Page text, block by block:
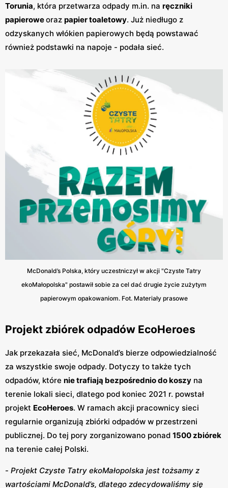
Torunia, która przetwarza odpady m.in. na ręczniki
papieroweoraz papier toaletowy. Już niedługo z
odzyskanych włókien papierowych będą powstawać
również podstawki na napoje - podała sieć.
McDonald’s Polska, który uczestniczył w akcji "Czyste Tatry
ekoMałopolska" postawił sobie za cel dać drugie życie zużytym
papierowym opakowaniom. Fot. Materiały prasowe
Projekt zbiórek odpadów EcoHeroes
Jak przekazała sieć, McDonald’s bierze odpowiedzialność
za wszystkie swoje odpady. Dotyczy to także tych
odpadów, które nie trafiają bezpośrednio do koszy na
terenie lokali sieci, dlatego pod koniec 2021 r. powstał
projekt EcoHeroes. W ramach akcji pracownicy sieci
regularnie organizują zbiórki odpadów w przestrzeni
publicznej. Do tej pory zorganizowano ponad 1500 zbiórek
na terenie całej Polski.
- Projekt Czyste Tatry ekoMałopolska jest tożsamy z
wartościami McDonald’s, dlatego zdecydowaliśmy się